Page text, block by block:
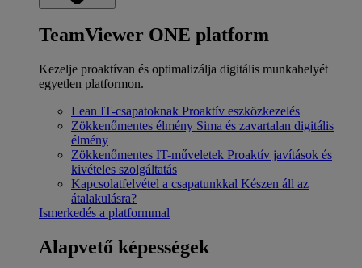
TeamViewer ONE platform
Kezelje proaktívan és optimalizálja digitális munkahelyét
egyetlen platformon.
Lean IT-csapatoknak Proaktív eszközkezelés
Zökkenőmentes élmény Sima és zavartalan digitális
élmény
Zökkenőmentes IT-műveletek Proaktív javítások és
kivételes szolgáltatás
Kapcsolatfelvétel a csapatunkkal Készen áll az
átalakulásra?
Ismerkedés a platformmal
Alapvető képességek